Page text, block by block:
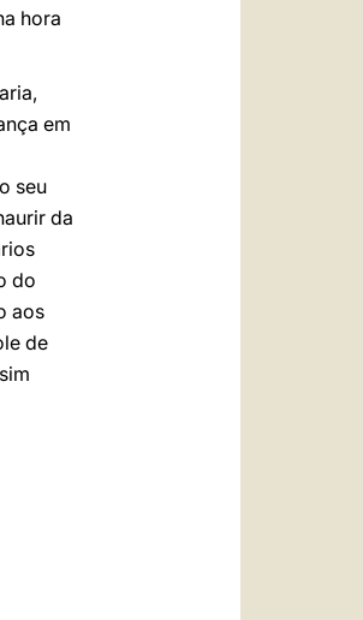
hora
em
seu
da
do
aos
de